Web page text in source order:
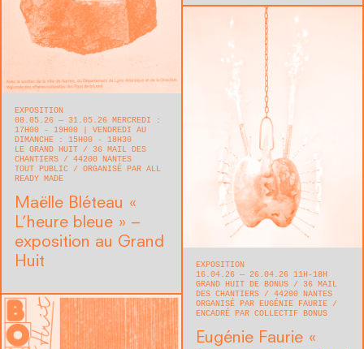
EXPOSITION
08.05.26 — 31.05.26 MERCREDI :
17H00 - 19H00 | VENDREDI AU
DIMANCHE : 15H00 - 18H30
LE GRAND HUIT
36 MAIL DES
CHANTIERS
44200 NANTES
TOUT PUBLIC
ORGANISÉ PAR ALL
READY MADE
Maëlle Bléteau « ​
L’heure bleue » –
exposition au Grand
Huit
EXPOSITION
16.04.26 — 26.04.26 11H-18H
GRAND HUIT DE BONUS
36 MAIL
DES CHANTIERS
44200 NANTES
ORGANISÉ PAR EUGÉNIE FAURIE
ENCADRÉ PAR COLLECTIF BONUS
Eugénie Faurie « ​